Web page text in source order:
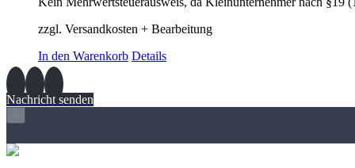
zzgl. Versandkosten + Bearbeitung
In den Warenkorb Details
Nachricht senden